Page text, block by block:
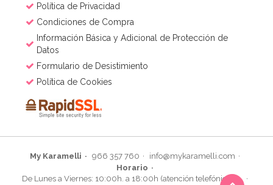
Política de Privacidad
Condiciones de Compra
Información Básica y Adicional de Protección de
Datos
Formulario de Desistimiento
Política de Cookies
My Karamelli 966 357 760
info@mykaramelli.com
Horario
De Lunes a Viernes: 10:00h. a 18:00h (atención telefónica)